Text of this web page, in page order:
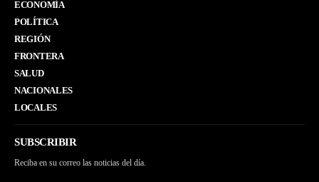
ECONOMÍA
POLÍTICA
REGIÓN
FRONTERA
SALUD
NACIONALES
LOCALES
SUBSCRIBIR
Reciba en su correo las noticias del día.